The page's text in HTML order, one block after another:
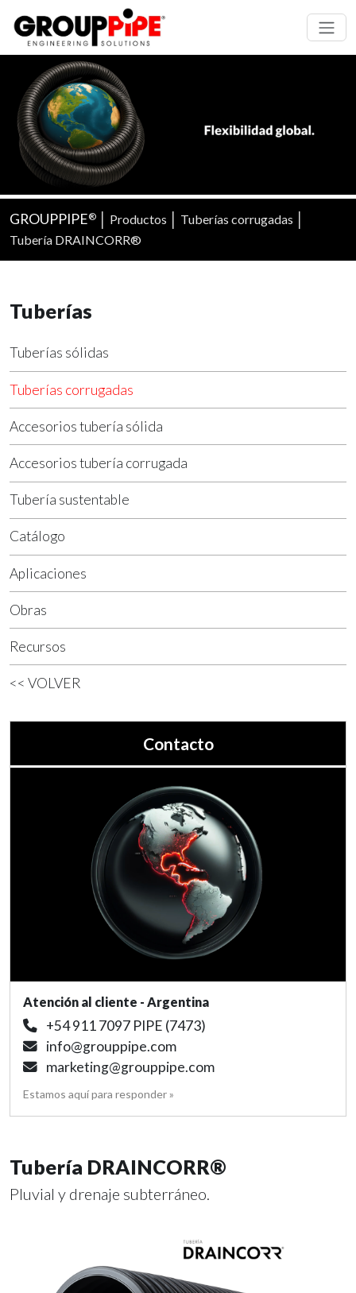
GROUPPIPE® Productos Tuberías corrugadas
Tubería DRAINCORR®
Tuberías
Tuberías sólidas
Tuberías corrugadas
Accesorios tubería sólida
Accesorios tubería corrugada
Tubería sustentable
Catálogo
Aplicaciones
Obras
Recursos
<< VOLVER
Contacto
Atención al cliente - Argentina
+54 911 7097 PIPE (7473)
info@grouppipe.com
marketing@grouppipe.com
Estamos aquí para responder »
Tubería DRAINCORR®
Pluvial y drenaje subterráneo.